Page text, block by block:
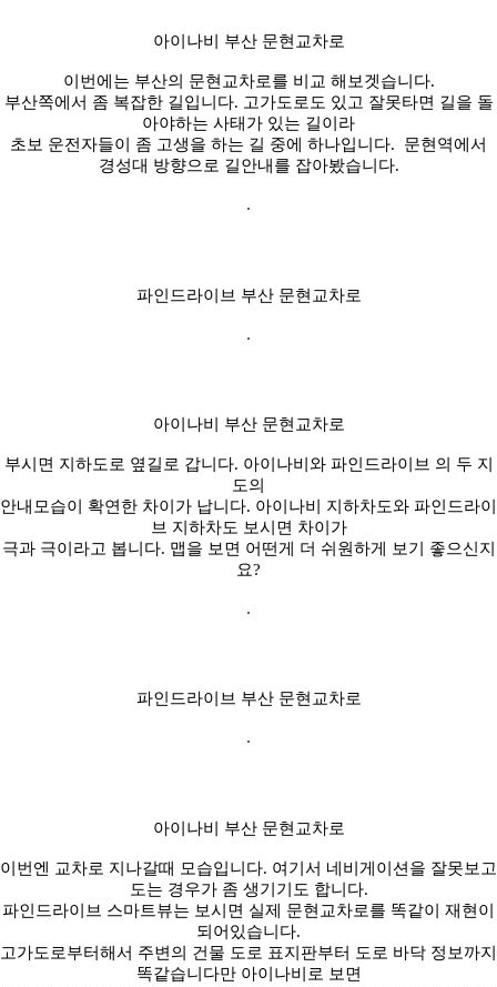
아이나비 부산 문현교차로
이번에는 부산의 문현교차로를 비교 해보겟습니다.
부산쪽에서 좀 복잡한 길입니다. 고가도로도 있고 잘못타면 길을 돌
아야하는 사태가 있는 길이라
초보 운전자들이 좀 고생을 하는 길 중에 하나입니다. 문현역에서
경성대 방향으로 길안내를 잡아봤습니다.
파인드라이브 부산 문현교차로
아이나비 부산 문현교차로
부시면 지하도로 옆길로 갑니다. 아이나비와 파인드라이브 의 두 지
도의
안내모습이 확연한 차이가 납니다. 아이나비 지하차도와 파인드라이
브 지하차도 보시면 차이가
극과 극이라고 봅니다. 맵을 보면 어떤게 더 쉬원하게 보기 좋으신지
요?
파인드라이브 부산 문현교차로
아이나비 부산 문현교차로
이번엔 교차로 지나갈때 모습입니다. 여기서 네비게이션을 잘못보고
도는 경우가 좀 생기기도 합니다.
파인드라이브 스마트뷰는 보시면 실제 문현교차로를 똑같이 재현이
되어있습니다.
고가도로부터해서 주변의 건물 도로 표지판부터 도로 바닥 정보까지
똑같습니다만 아이나비로 보면